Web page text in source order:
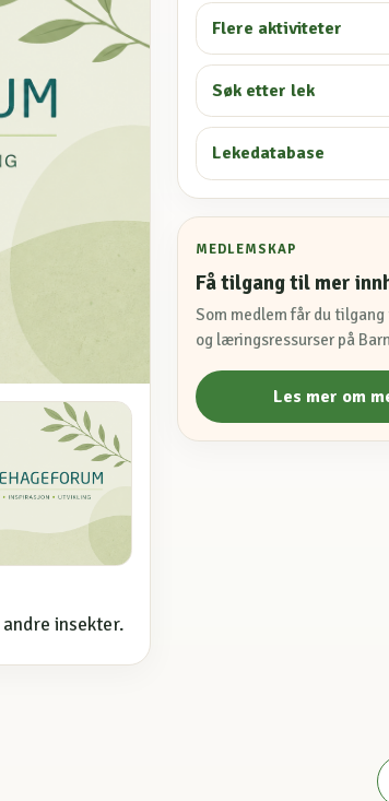
insekter.
Flere aktiviteter
Søk etter lek
Lekedatabase
MEDLEMSKAP
Få tilgang til mer
Som medlem får du
og læringsressurser på
Les mer om